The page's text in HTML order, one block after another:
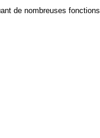
de nombreuses